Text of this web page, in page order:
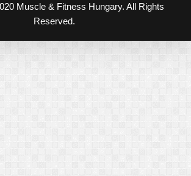
Muscle & Fitness Hungary. All Rights
Reserved.